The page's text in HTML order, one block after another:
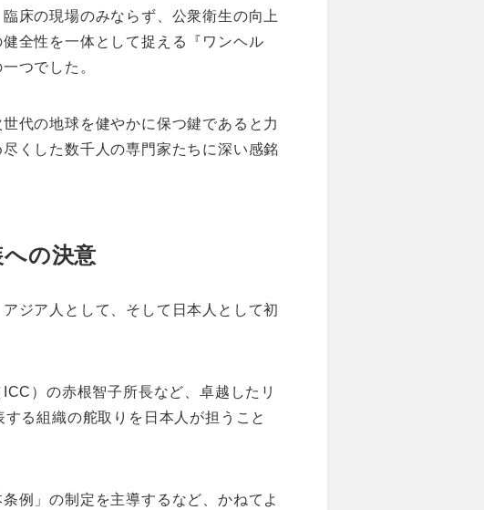
床の現場のみならず、公衆衛生の向上
全性を一体として捉える『ワンヘル
つでした。
代の地球を健やかに保つ鍵であると力
くした数千人の専門家たちに深い感銘
の決意
ジア人として、そして日本人として初
）の赤根智子所長など、卓越したリ
る組織の舵取りを日本人が担うこと
例」の制定を主導するなど、かねてよ